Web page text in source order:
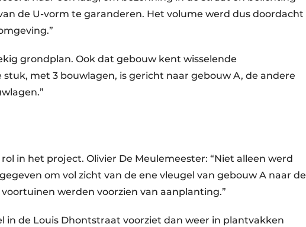
de U-vorm te garanderen. Het volume werd dus doordacht
grondplan. Ook dat gebouw kent wisselende
met 3 bouwlagen, is gericht naar gebouw A, de andere
in het project. Olivier De Meulemeester: “Niet alleen werd
om vol zicht van de ene vleugel van gebouw A naar de
werden voorzien van aanplanting.”
in de Louis Dhontstraat voorziet dan weer in plantvakken